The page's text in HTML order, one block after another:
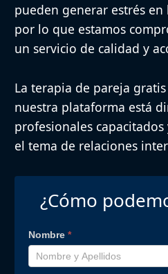
pueden generar estrés
por lo que estamos
un servicio de calidad y
La terapia de pareja
nuestra plataforma está
profesionales
el tema de relaciones
¿Cómo
Chat
Gratis
Nombre *